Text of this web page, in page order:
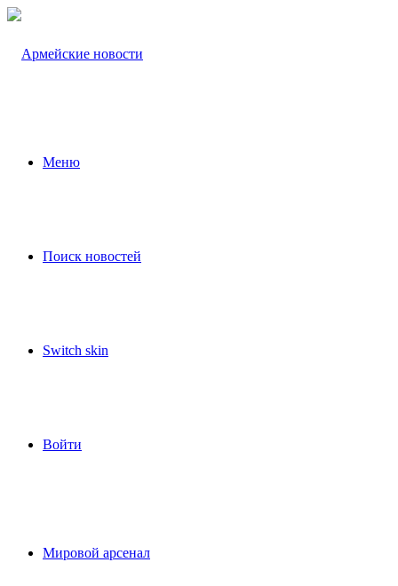
Меню
Поиск новостей
Switch skin
Войти
Мировой арсенал